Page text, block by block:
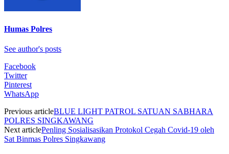
Humas Polres
See author's posts
Facebook
Twitter
Pinterest
WhatsApp
Previous articleBLUE LIGHT PATROL SATUAN SABHARA
POLRES SINGKAWANG
Next articlePenling Sosialisasikan Protokol Cegah Covid-19 oleh
Sat Binmas Polres Singkawang